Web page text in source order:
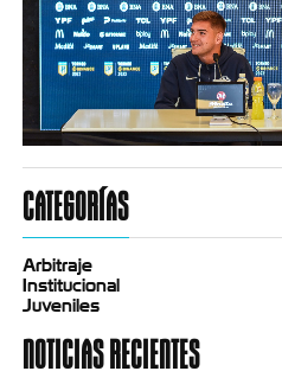
CATEGORÍAS
Arbitraje
Institucional
Juveniles
NOTICIAS RECIENTES